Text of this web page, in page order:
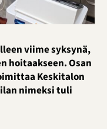
viime syksynä,
hoitaakseen. Osan
Keskitalon
nimeksi tuli